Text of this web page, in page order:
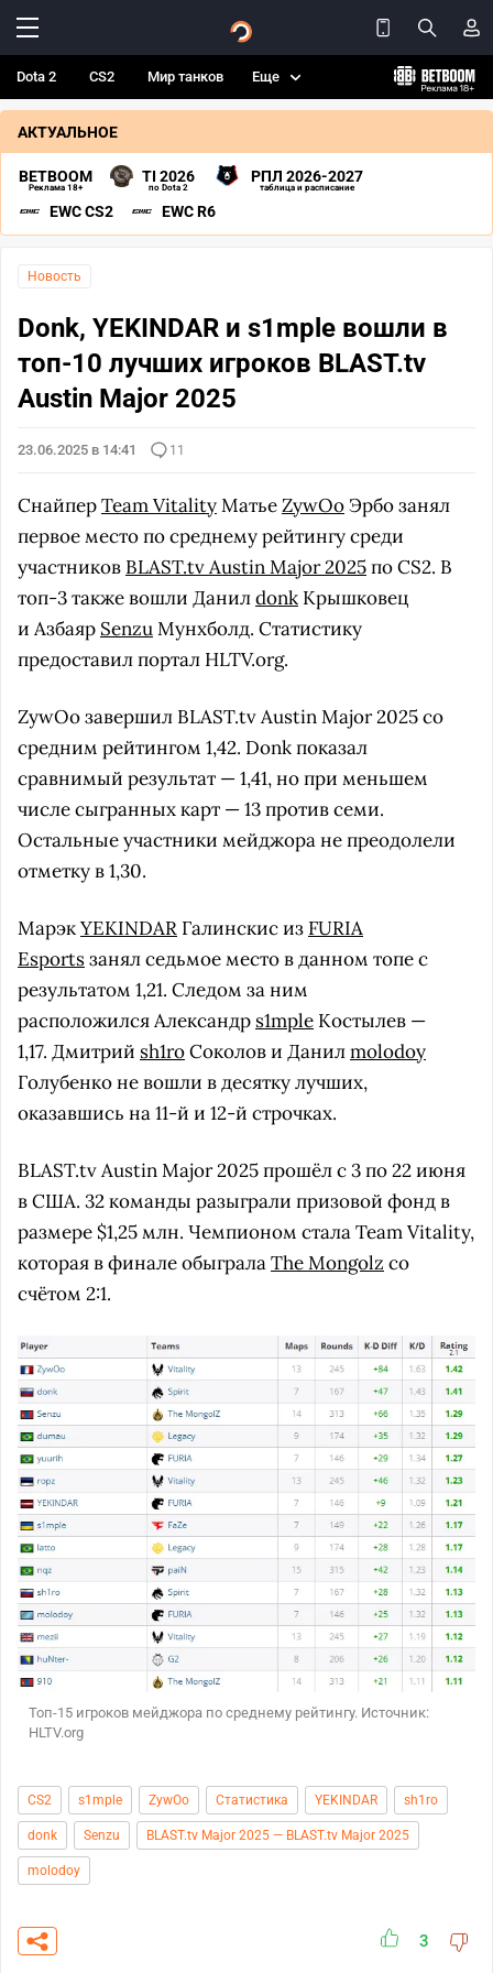
Dota 2 CS2 Мир танков Еще
АКТУАЛЬНОЕ
BETBOOM
Реклама 18+
TI 2026
по Dota 2
РПЛ 2026-2027
таблица и расписание
EWC CS2 EWC R6
Новость
Donk, YEKINDAR и s1mple вошли в
топ-10 лучших игроков BLAST.tv
Austin Major 2025
23.06.2025 в 14:41 11
СнайперTeam VitalityМатьеZywOoЭрбо занял
первое место по среднему рейтингу среди
участников BLAST.tv Austin Major 2025по CS2. В
топ-3 также вошли Данилdonk Крышковец
и Азбаяр SenzuМунхболд. Статистику
предоставил портал HLTV.org.
ZywOo завершил BLAST.tv Austin Major 2025 со
средним рейтингом 1,42. Donk показал
сравнимый результат — 1,41, но при меньшем
числе сыгранных карт — 13 против семи.
Остальные участники мейджора не преодолели
отметку в 1,30.
МарэкYEKINDAR Галинскис из FURIA
Esportsзанял седьмое место в данном топе с
результатом 1,21. Следом за ним
расположился Александр s1mple Костылев —
1,17. Дмитрий sh1roСоколов и Данилmolodoy
Голубенко не вошли в десятку лучших,
оказавшись на 11-й и 12-й строчках.
BLAST.tv Austin Major 2025 прошёл с 3 по 22 июня
в США. 32 команды разыграли призовой фонд в
размере $1,25 млн. Чемпионом стала Team Vitality,
которая в финале обыгралаThe Mongolz со
счётом 2:1.
Топ-15 игроков мейджора по среднему рейтингу. Источник:
HLTV.org
CS2 s1mple ZywOo Статистика YEKINDAR sh1ro
donk Senzu BLAST.tv Major 2025 — BLAST.tv Major 2025
molodoy
3